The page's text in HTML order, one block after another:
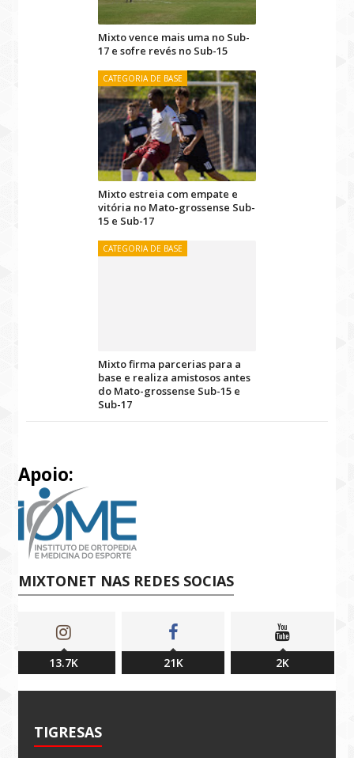
Mixto vence mais uma no Sub-
17 e sofre revés no Sub-15
CATEGORIA DE BASE
Mixto estreia com empate e
vitória no Mato-grossense Sub-
15 e Sub-17
CATEGORIA DE BASE
Mixto firma parcerias para a
base e realiza amistosos antes
do Mato-grossense Sub-15 e
Sub-17
Apoio:
MIXTONET NAS REDES SOCIAS
13.7K 21K 2K
TIGRESAS